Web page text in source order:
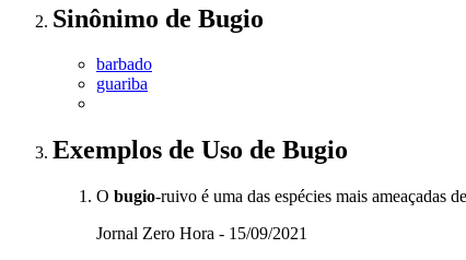
Sinônimo de Bugio
barbado
guariba
Exemplos de Uso de Bugio
O bugio-ruivo é uma das espécies mais ameaçadas
Jornal Zero Hora - 15/09/2021